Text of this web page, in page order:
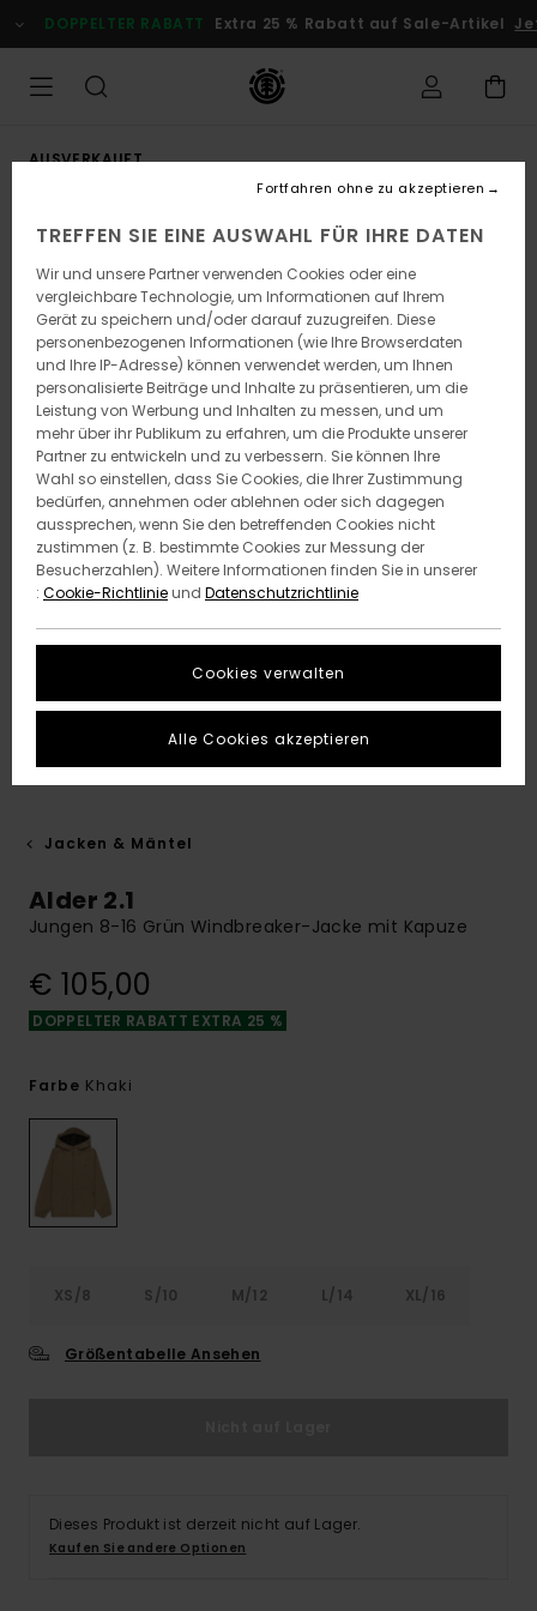
zur
Produktinformation
DOPPELTER RABATT Extra 25 % Rabatt auf Sale-Artikel
AUSVERKAUFT
Jacken & Mäntel
Alder 2.1
Jungen 8-16 Grün Windbreaker-Jacke mit Kapuze
€ 105,00
DOPPELTER RABATT EXTRA 25 %
Farbe Khaki
XS/8 S/10 M/12 L/14 XL/16
Größentabelle Ansehen
Dieses Produkt ist derzeit nicht auf Lager.
Kaufen Sie andere Optionen
TREFFEN SIE EINE AUSWAHL FÜR IHRE DATEN
Wir und unsere Partner verwenden Cookies oder eine
vergleichbare Technologie, um Informationen auf Ihrem
Gerät zu speichern und/oder darauf zuzugreifen. Diese
personenbezogenen Informationen (wie Ihre Browserdaten
und Ihre IP-Adresse) können verwendet werden, um Ihnen
personalisierte Beiträge und Inhalte zu präsentieren, um die
Leistung von Werbung und Inhalten zu messen, und um
mehr über ihr Publikum zu erfahren, um die Produkte unserer
Partner zu entwickeln und zu verbessern. Sie können Ihre
Wahl so einstellen, dass Sie Cookies, die Ihrer Zustimmung
bedürfen, annehmen oder ablehnen oder sich dagegen
aussprechen, wenn Sie den betreffenden Cookies nicht
zustimmen (z. B. bestimmte Cookies zur Messung der
Besucherzahlen). Weitere Informationen finden Sie in unserer
: Cookie-Richtlinieund Datenschutzrichtlinie
Cookies verwalten
Fortfahren ohne zu akzeptieren
Alle Cookies akzeptieren